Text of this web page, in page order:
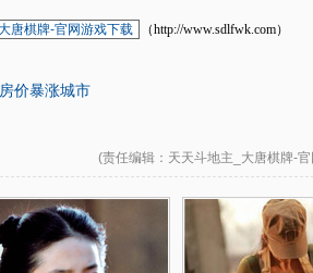
唐棋牌-官网游戏下载 （http://www.sdlfwk.com）
价暴涨城市
(责任编辑 ：天天斗地主_大唐棋牌-